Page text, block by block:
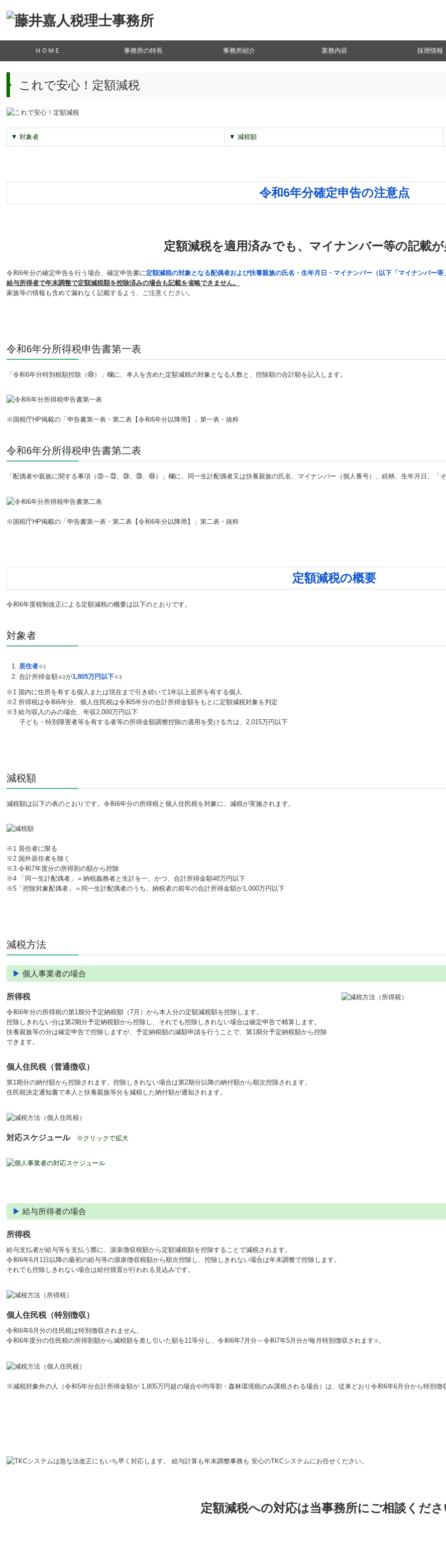
ＨＯＭＥ 事務所の特長 事務所紹介 業務内容 採用情報
これで安心！定額減税
▼ 対象者 ▼ 減税額
令和6年分確定申告の注意点
定額減税を適用済みでも、マイナンバー等の記載
令和6年分の確定申告を行う場合、確定申告書に 定額減税の対象となる配偶者および扶養親族の氏名・生年月日・マイナンバー（以下「マイナンバー
給与所得者で年末調整で定額減税額を控除済みの場合も記載を省略できません。
家族等の情報も含めて漏れなく記載するよう、ご注意ください。
令和6年分所得税申告書第一表
「令和6年分特別税額控除（㊹）」欄に、本人を含めた定額減税の対象となる人数と、控除額の合計額を記入します。
※国税庁HP掲載の「申告書第一表・第二表【令和6年分以降用】」第一表・抜粋
令和6年分所得税申告書第二表
「配偶者や親族に関する事項（⑳～㉓、㉞、㊴、㊹）」欄に、同一生計配偶者又は扶養親族の氏名、マイナンバー（個人番号）、続柄、生年月日、「
※国税庁HP掲載の「申告書第一表・第二表【令和6年分以降用】」第二表・抜粋
定額減税の概要
令和6年度税制改正による定額減税の概要は以下のとおりです。
対象者
居住者※1
合計所得金額※2が1,805万円以下※3
※1 国内に住所を有する個人または現在まで引き続いて1年以上居所を有する個人
※2 所得税は令和6年分、個人住民税は令和5年分の合計所得金額をもとに定額減税対象を判定
※3 給与収入のみの場合、年収2,000万円以下
子ども・特別障害者等を有する者等の所得金額調整控除の適用を受ける方は、2,015万円以下
減税額
減税額は以下の表のとおりです。令和6年分の所得税と個人住民税を対象に、減税が実施されます。
※1 居住者に限る
※2 国外居住者を除く
※3 令和7年度分の所得割の額から控除
※4 「同一生計配偶者」＝納税義務者と生計を一、かつ、合計所得金額48万円以下
※5「控除対象配偶者」＝同一生計配偶者のうち、納税者の前年の合計所得金額が1,000万円以下
減税方法
▶個人事業者の場合
所得税
令和6年分の所得税の第1期分予定納税額（7月）から本人分の定額減税額を控除します。
控除しきれない分は第2期分予定納税額から控除し、それでも控除しきれない場合は確定申告で精算します。
扶養親族等の分は確定申告で控除しますが、予定納税額の減額申請を行うことで、第1期分予定納税額から控除
できます。
個人住民税（普通徴収）
第1期分の納付額から控除されます。控除しきれない場合は第2期分以降の納付額から順次控除されます。
住民税決定通知書で本人と扶養親族等分を減税した納付額が通知されます。
対応スケジュール ※ クリックで拡大
▶給与所得者の場合
所得税
給与支払者が給与等を支払う際に、源泉徴収税額から定額減税額を控除することで減税されます。
令和6年6月1日以降の最初の給与等の源泉徴収税額から順次控除し、控除しきれない場合は年末調整で控除します。
それでも控除しきれない場合は給付措置が行われる見込みです。
個人住民税（特別徴収）
令和6年6月分の住民税は特別徴収されません。
令和6年度分の住民税の所得割額から減税額を差し引いた額を11等分し、令和6年7月分～令和7年5月分が毎月特別徴収されます※。
※減税対象外の人（令和5年分合計所得金額が 1,805万円超の場合や均等割・森林環境税のみ課税される場合）は、従来どおり令和6年6月分から特別徴
定額減税への対応は当事務所にご相談くだ